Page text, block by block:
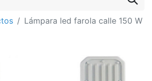
Lámpara led farola calle 150 W